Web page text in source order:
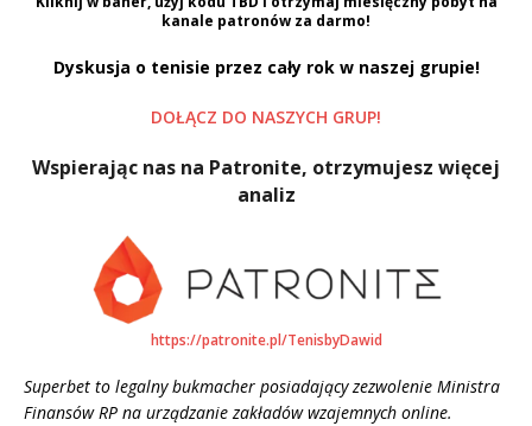
kanale patronów za darmo!
Dyskusja o tenisie przez cały rok w naszej grupie!
DOŁĄCZ DO NASZYCH GRUP!
Wspierając nas na Patronite, otrzymujesz więcej
analiz
https://patronite.pl/TenisbyDawid
Superbet to legalny bukmacher posiadający zezwolenie Ministra
Finansów RP na urządzanie zakładów wzajemnych online.